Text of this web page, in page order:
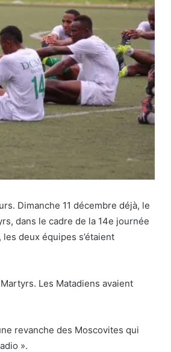
Dimanche 11 décembre déjà, le
dans le cadre de la 14e journée
deux équipes s’étaient
Les Matadiens avaient
revanche des Moscovites qui
».